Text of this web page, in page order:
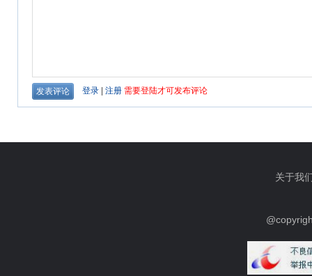
关于我